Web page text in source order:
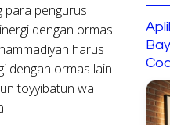
para pengurus
dengan ormas
harus
dengan ormas lain
toyyibatun wa